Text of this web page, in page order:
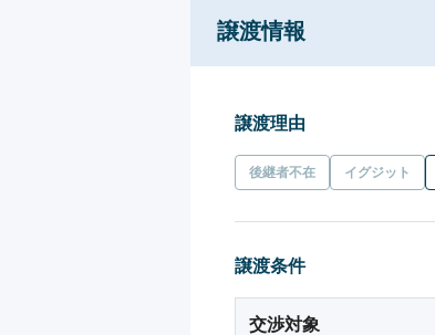
譲渡情報
譲渡理由
後継者不在 イグジット
譲渡条件
交渉対象